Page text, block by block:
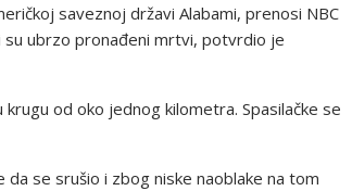
saveznoj državi Alabami, prenosi NBC
su ubrzo pronađeni mrtvi, potvrdio je
od oko jednog kilometra. Spasilačke se
se srušio i zbog niske naoblake na tom